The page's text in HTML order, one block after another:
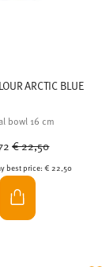
ARCTIC BLUE
bowl 16 cm
Price reduced from
€ 22,50
best price: € 22,50